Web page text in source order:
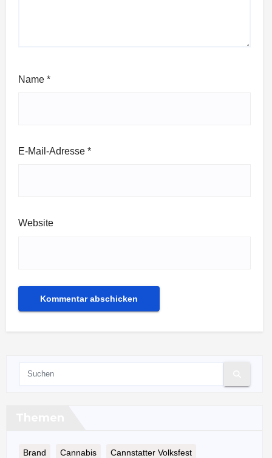
Name *
E-Mail-Adresse *
Website
Brand Cannabis Cannstatter Volksfest